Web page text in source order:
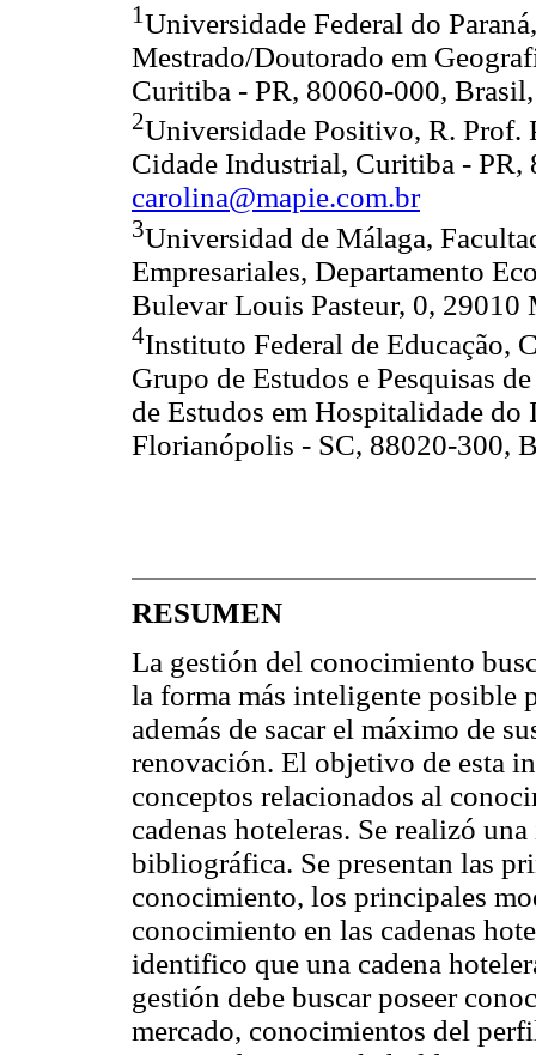
1Universidade Federal do
Mestrado/Doutorado em
Curitiba - PR, 80060-000,
2Universidade Positivo, R. Prof.
Cidade Industrial, Curitiba - PR,
carolina@mapie.com.br
3Universidad de Málaga,
Empresariales, Departamento
Bulevar Louis Pasteur, 0, 29010
4Instituto Federal de Educação,
Grupo de Estudos e Pesquisas
de Estudos em Hospitalidade
Florianópolis - SC, 88020-300,
RESUMEN
La gestión del conocimiento
la forma más inteligente posible
además de sacar el máximo de
renovación. El objetivo de esta
conceptos relacionados al
cadenas hoteleras. Se realizó
bibliográfica. Se presentan las
conocimiento, los principales
conocimiento en las cadenas
identifico que una cadena
gestión debe buscar poseer
mercado, conocimientos del